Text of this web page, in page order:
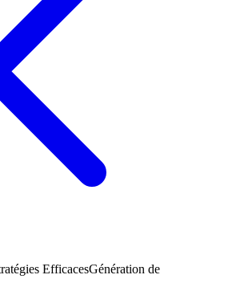
EfficacesGénération de